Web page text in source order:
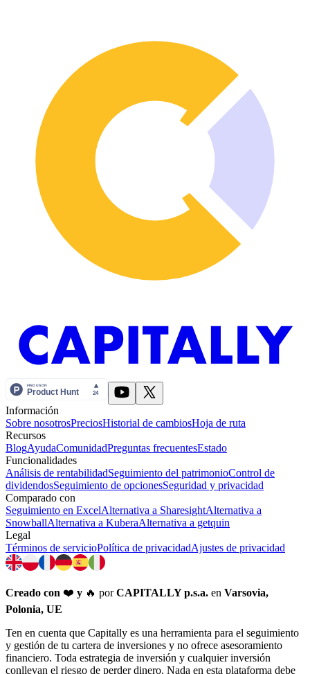
Información
Sobre nosotrosPreciosHistorial de cambiosHoja de ruta
Recursos
BlogAyudaComunidadPreguntas frecuentesEstado
Funcionalidades
Análisis de rentabilidadSeguimiento del patrimonioControl de
dividendosSeguimiento de opcionesSeguridad y privacidad
Comparado con
Seguimiento en ExcelAlternativa a SharesightAlternativa a
SnowballAlternativa a KuberaAlternativa a getquin
Legal
Términos de servicioPolítica de privacidadAjustes de privacidad
Creado con ❤️ y 🔥 porCAPITALLY p.s.a. en Varsovia,
Polonia, UE
Ten en cuenta que Capitally es una herramienta para el seguimiento
y gestión de tu cartera de inversiones y no ofrece asesoramiento
financiero. Toda estrategia de inversión y cualquier inversión
conllevan el riesgo de perder dinero. Nada en esta plataforma debe